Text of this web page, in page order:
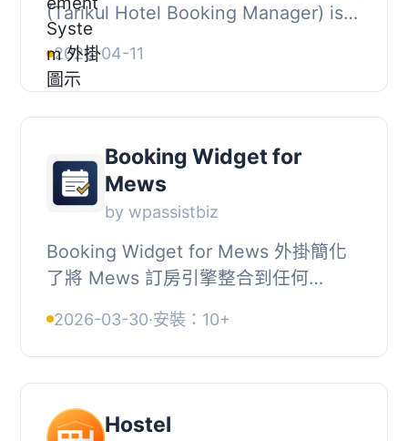
(Tarikul Hotel Booking Manager) is a
full-lifecycle hotel booking plugin for
WordPress. It combines a custom
Rooms...
2026-04-11
Booking Widget for
Mews
by wpassistbiz
Booking Widget for Mews 外掛簡化
了將 Mews 訂房引擎整合到任何
司及旅宿業者可以輕鬆地在網站上添加
「立即訂房」按鈕或...
2026-03-30·安裝：10+
Hostel